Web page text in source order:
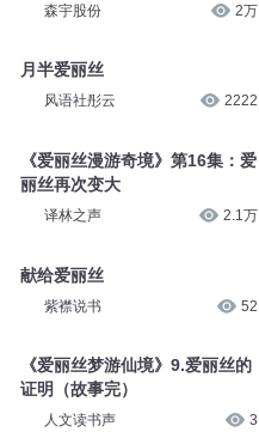
森宇股份 2万
月半爱丽丝
风语社彤云 2222
《爱丽丝漫游奇境》第16集：爱
丽丝再次变大
译林之声 2.1万
献给爱丽丝
紫襟说书 52
《爱丽丝梦游仙境》9.爱丽丝的
证明（故事完）
人文读书声 3